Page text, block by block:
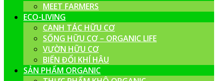
MEET FARMERS
ECO-LIVING
CANH TÁC HỮU CƠ
SỐNG HỮU CƠ – ORGANIC LIFE
VƯỜN HỮU CƠ
BIẾN ĐỔI KHÍ HẬU
SẢN PHẨM ORGANIC